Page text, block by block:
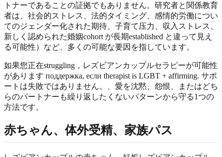
トナーであることの証拠でもありません。研究者と関係教育
者は、社会的ストレス、法的タイミング、感情的労働につい
てのジェンダー化された期待、子育て压力、収入ストレス、
新しく認められた婚姻cohort が長期established と違って見え
る可能性）など、多くの可能な要因を指しています。
如果您正在struggling，レズビアンカップルセラピーが可能性
があります поддержка, если therapist is LGBT + affirming. サポ
ートは失敗ではありません。、愛を沈黙、怨恨、またはどち
らのパートナーも繰り返したくないパターンから守る1つの
方法です。
赤ちゃん、体外受精、家族パス